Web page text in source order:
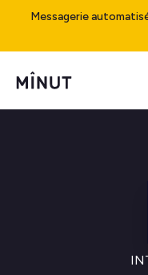
Messagerie